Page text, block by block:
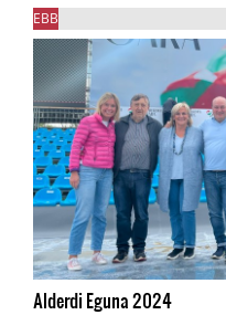
EBB
Alderdi Eguna 2024